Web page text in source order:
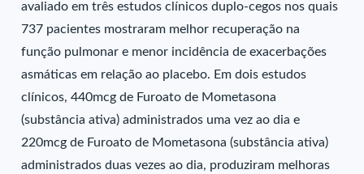
avaliado em três estudos clínicos duplo-cegos nos quais
737 pacientes mostraram melhor recuperação na
função pulmonar e menor incidência de exacerbações
asmáticas em relação ao placebo. Em dois estudos
clínicos, 440mcg de Furoato de Mometasona
(substância ativa) administrados uma vez ao dia e
220mcg de Furoato de Mometasona (substância ativa)
administrados duas vezes ao dia, produziram melhoras